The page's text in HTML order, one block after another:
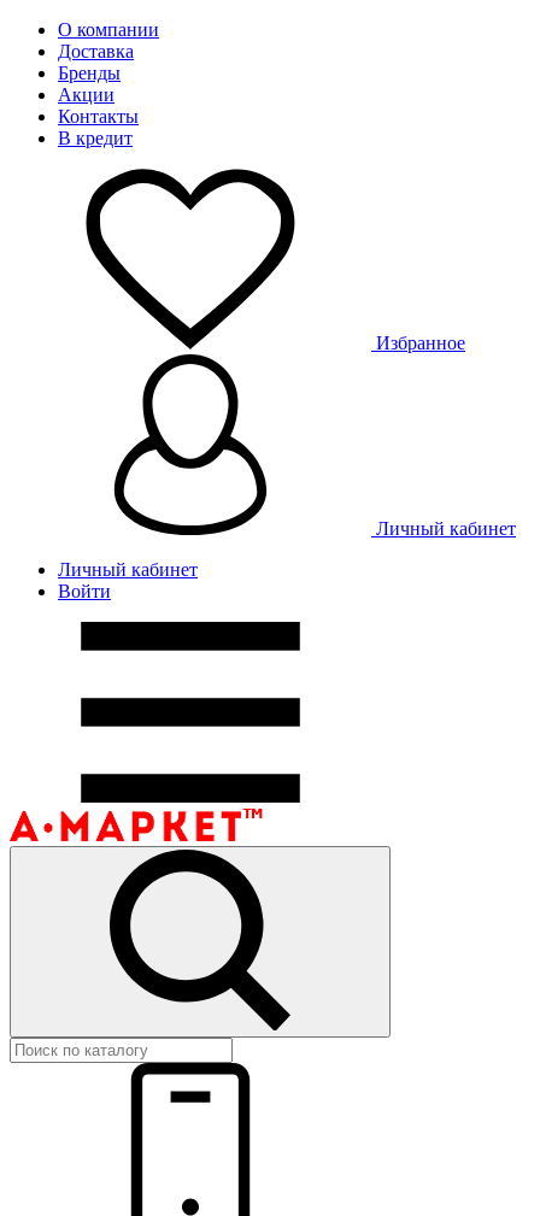
О компании
Доставка
Бренды
Акции
Контакты
В кредит
Избранное
Личный кабинет
Личный кабинет
Войти